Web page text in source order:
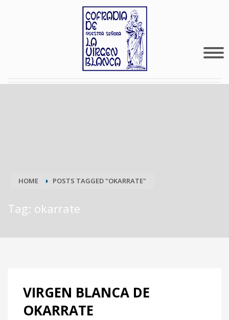
HOME POSTS TAGGED "OKARRATE"
Tag: okarrate
VIRGEN BLANCA DE
OKARRATE